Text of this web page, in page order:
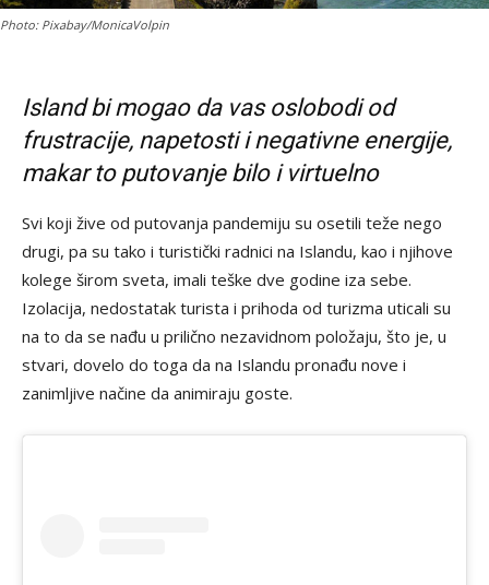
Photo: Pixabay/MonicaVolpin
Island bi mogao da vas oslobodi od
frustracije, napetosti i negativne energije,
makar to putovanje bilo i virtuelno
Svi koji žive od putovanja pandemiju su osetili teže nego
drugi, pa su tako i turistički radnici na Islandu, kao i njihove
kolege širom sveta, imali teške dve godine iza sebe.
Izolacija, nedostatak turista i prihoda od turizma uticali su
na to da se nađu u prilično nezavidnom položaju, što je, u
stvari, dovelo do toga da na Islandu pronađu nove i
zanimljive načine da animiraju goste.